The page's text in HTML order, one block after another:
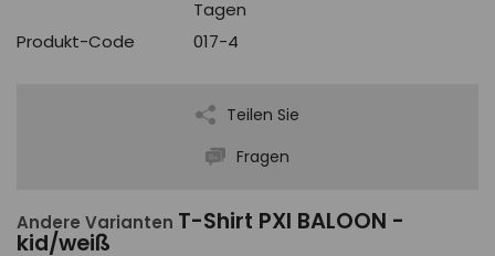
Tagen
Produkt-Code
017-4
Teilen Sie
Fragen
Andere Varianten T-Shirt PXI BALOON -
kid/weiß